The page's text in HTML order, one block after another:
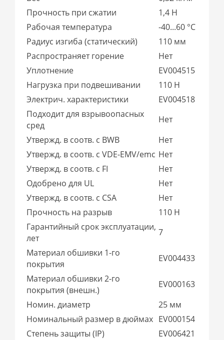
Прочность при сжатии
1,4 Н
Рабочая температура
-40...60 °C
Радиус изгиба (статический)
110 мм
Распространяет горение
Нет
Уплотнение
EV004515
Нагрузка при подвешивании
110 Н
Электрич. характеристики
EV004518
Подходит для взрывоопасных
сред
Нет
Утвержд. в соотв. с BWB
Нет
Утвержд. в соотв. с VDE-EMV/emc Нет
Утвержд. в соотв. с FI
Нет
Одобрено для UL
Нет
Утвержд. в соотв. с CSA
Нет
Прочность на разрыв
110 Н
Гарантийный срок эксплуатации,
лет
7
Материал обшивки 1-го
покрытия
EV004433
Материал обшивки 2-го
покрытия (внешн.)
EV000163
Номин. диаметр
25 мм
Номинальный размер в дюймах EV000154
Степень защиты (IP)
EV006421